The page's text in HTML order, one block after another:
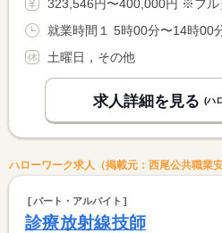
323,546円〜400,000円 ※フルタイム求人の場合は月額（換算額）
土曜日，その他
求人詳細を見る (ハ
ハローワーク求人（掲載元：西尾公共職業安
パート・アルバイト
診療放射線技師